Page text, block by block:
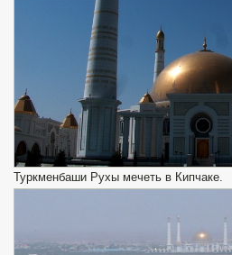
Туркменбаши Рухы мечеть в Кипчаке.